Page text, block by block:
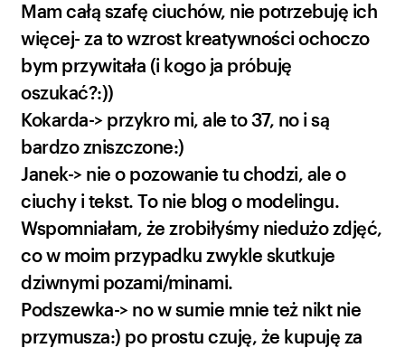
Mam całą szafę ciuchów, nie potrzebuję ich
więcej- za to wzrost kreatywności ochoczo
bym przywitała (i kogo ja próbuję
oszukać?:))
Kokarda-> przykro mi, ale to 37, no i są
bardzo zniszczone:)
Janek-> nie o pozowanie tu chodzi, ale o
ciuchy i tekst. To nie blog o modelingu.
Wspomniałam, że zrobiłyśmy niedużo zdjęć,
co w moim przypadku zwykle skutkuje
dziwnymi pozami/minami.
Podszewka-> no w sumie mnie też nikt nie
przymusza:) po prostu czuję, że kupuję za